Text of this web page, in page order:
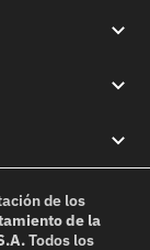
de los
de la
Todos los